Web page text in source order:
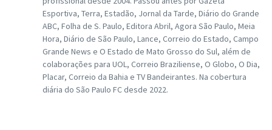
Esportiva, Terra, Estadão, Jornal da Tarde, Diário do Grande
ABC, Folha de S. Paulo, Editora Abril, Agora São Paulo, Meia
Hora, Diário de São Paulo, Lance, Correio do Estado, Campo
Grande News e O Estado de Mato Grosso do Sul, além de
colaborações para UOL, Correio Braziliense, O Globo, O Dia,
Placar, Correio da Bahia e TV Bandeirantes. Na cobertura
diária do São Paulo FC desde 2022.